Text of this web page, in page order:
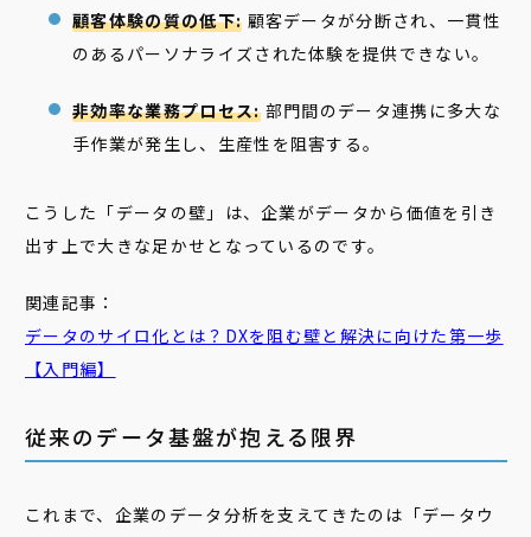
顧客体験の質の低下: 顧客データが分断され、一貫性
のあるパーソナライズされた体験を提供できない。
非効率な業務プロセス:部門間のデータ連携に多大な
手作業が発生し、生産性を阻害する。
こうした「データの壁」は、企業がデータから価値を引き
出す上で大きな足かせとなっているのです。
関連記事：
データのサイロ化とは？DXを阻む壁と解決に向けた第一歩
【入門編】
従来のデータ基盤が抱える限界
これまで、企業のデータ分析を支えてきたのは「データウ